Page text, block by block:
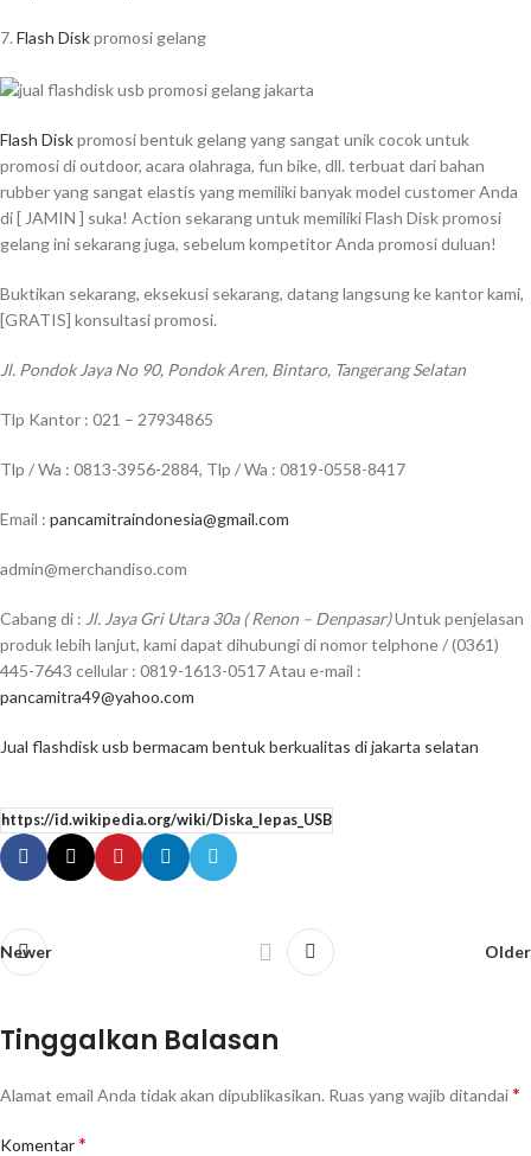
7. Flash Diskpromosi gelang
Flash Diskpromosi bentuk gelang yang sangat unik cocok untuk
promosi di outdoor, acara olahraga, fun bike, dll. terbuat dari bahan
rubber yang sangat elastis yang memiliki banyak model customer Anda
di [ JAMIN ] suka! Action sekarang untuk memiliki Flash Disk promosi
gelang ini sekarang juga, sebelum kompetitor Anda promosi duluan!
Buktikan sekarang, eksekusi sekarang, datang langsung ke kantor kami,
[GRATIS] konsultasi promosi.
Jl. Pondok Jaya No 90, Pondok Aren, Bintaro, Tangerang Selatan
Tlp Kantor : 021 – 27934865
Tlp / Wa : 0813-3956-2884, Tlp / Wa : 0819-0558-8417
Email : pancamitraindonesia@gmail.com
admin@merchandiso.com
Cabang di : Jl. Jaya Gri Utara 30a ( Renon – Denpasar)Untuk penjelasan
produk lebih lanjut, kami dapat dihubungi di nomor telphone / (0361)
445-7643 cellular : 0819-1613-0517 Atau e-mail :
pancamitra49@yahoo.com
Jual flashdisk usb bermacam bentuk berkualitas di jakarta selatan
https://id.wikipedia.org/wiki/Diska_lepas_USB
Newer Older
Tinggalkan Balasan
Alamat email Anda tidak akan dipublikasikan. Ruas yang wajib ditandai*
Komentar*